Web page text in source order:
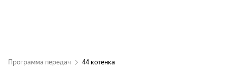
Программа передач 44 котёнка